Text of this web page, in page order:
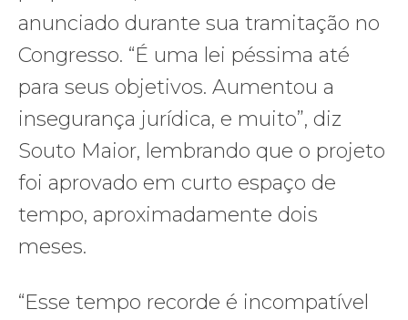
anunciado durante sua tramitação no
Congresso. “É uma lei péssima até
para seus objetivos. Aumentou a
insegurança jurídica, e muito”, diz
Souto Maior, lembrando que o projeto
foi aprovado em curto espaço de
tempo, aproximadamente dois
meses.
“Esse tempo recorde é incompatível